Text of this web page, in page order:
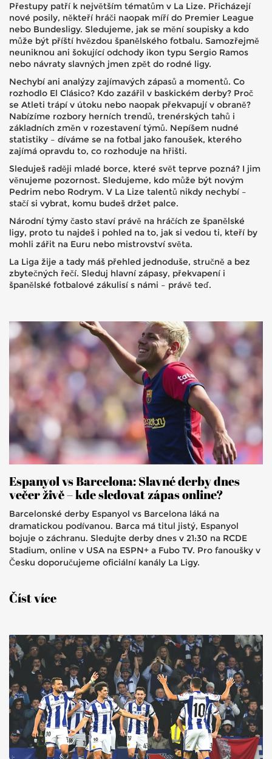
Přestupy patří k největším tématům v La Lize. Přicházejí
nové posily, někteří hráči naopak míří do Premier League
nebo Bundesligy. Sledujeme, jak se mění soupisky a kdo
může být příští hvězdou španělského fotbalu. Samozřejmě
neuniknou ani šokující odchody ikon typu Sergio Ramos
nebo návraty slavných jmen zpět do rodné ligy.
Nechybí ani analýzy zajímavých zápasů a momentů. Co
rozhodlo El Clásico? Kdo zazářil v baskickém derby? Proč
se Atleti trápí v útoku nebo naopak překvapují v obraně?
Nabízíme rozbory herních trendů, trenérských tahů i
základních změn v rozestavení týmů. Nepíšem nudné
statistiky – díváme se na fotbal jako fanoušek, kterého
zajímá opravdu to, co rozhoduje na hřišti.
Sleduješ raději mladé borce, které svět teprve pozná? I jim
věnujeme pozornost. Sledujeme, kdo může být novým
Pedrim nebo Rodrym. V La Lize talentů nikdy nechybí –
stačí si vybrat, komu budeš držet palce.
Národní týmy často staví právě na hráčích ze španělské
ligy, proto tu najdeš i pohled na to, jak si vedou ti, kteří by
mohli zářit na Euru nebo mistrovství světa.
La Liga žije a tady máš přehled jednoduše, stručně a bez
zbytečných řečí. Sleduj hlavní zápasy, překvapení i
španělské fotbalové zákulisí s námi – právě teď.
Espanyol vs Barcelona: Slavné derby dnes
večer živě – kde sledovat zápas online?
Barcelonské derby Espanyol vs Barcelona láká na
dramatickou podívanou. Barca má titul jistý, Espanyol
bojuje o záchranu. Sledujte derby dnes v 21:30 na RCDE
Stadium, online v USA na ESPN+ a Fubo TV. Pro fanoušky v
Česku doporučujeme oficiální kanály La Ligy.
Číst více